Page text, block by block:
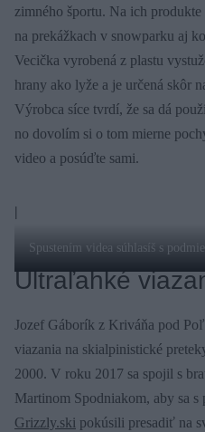
zimného športu. Na ich
na prekážkach v snowparku aj
Vecička vyrobená z plastu
hrany ako lyže a je určená skôr
Výrobca síce tvrdí, že sa dá
no dovolím si o tom mierne
video a posúďte sami.
|
Spustením videa súhlasíš s
Ultraľahké
Jozef Gáborík z Kriváňa pod
viazania na skialpinistické
2000. V roku 2017 sa spojil s
Martinom Spodniakom, aby sa s
Grizzly.ski pokúsili presadiť na